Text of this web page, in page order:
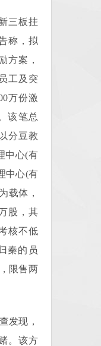
三板挂
称，拟
方案，
工及突
万份激
该笔总
分豆教
中心(有
中心(有
载体，
股，其
核不低
秦的员
限售两
现，
。该方